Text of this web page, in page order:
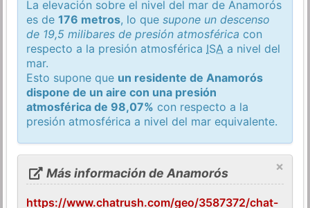
La elevación sobre el nivel del mar de Anamorós
es de176 metros, lo quesupone un descenso
de 19,5 milibares de presión atmosférica con
respecto a la presión atmosférica ISA a nivel del
mar.
Esto supone que un residente de Anamorós
dispone de un aire con una presión
atmosférica de 98,07% con respecto a la
presión atmosférica a nivel del mar equivalente.
×
Más información de Anamorós
https://www.chatrush.com/geo/3587372/chat-